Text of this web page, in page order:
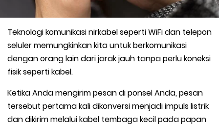
Teknologi komunikasi nirkabel seperti WiFi dan telepon
seluler memungkinkan kita untuk berkomunikasi
dengan orang lain dari jarak jauh tanpa perlu koneksi
fisik seperti kabel.
Ketika Anda mengirim pesan di ponsel Anda, pesan
tersebut pertama kali dikonversi menjadi impuls listrik
dan dikirim melalui kabel tembaga kecil pada papan